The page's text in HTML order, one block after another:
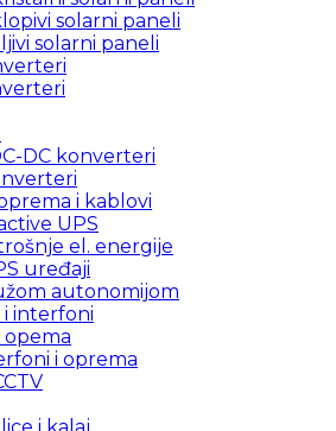
solarni paneli
solarni paneli
DC konverteri
i kablovi
UPS
el. energije
uređaji
autonomijom
interfoni
i oprema